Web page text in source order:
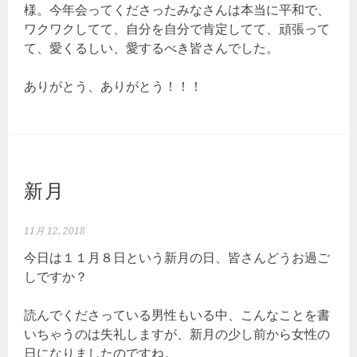
様。今年会ってくださったみなさんは本当に平和で、
ワクワクしてて、自分を自分で肯定してて、頑張って
て、愛くるしい、愛するべき皆さんでした。
ありがとう、ありがとう！！！
新月
11月 12, 2018
今日は１１月８日という新月の日、皆さんどうお過ご
しですか？
読んでくださっている男性もいる中、こんなことを書
いちゃうのは失礼しますが、新月の少し前から女性の
日になりましたのですね。